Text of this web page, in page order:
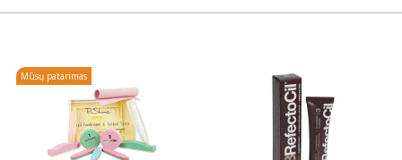
Mūsų patarimas